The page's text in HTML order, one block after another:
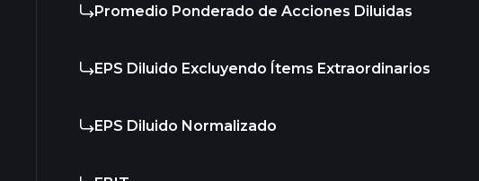
Promedio Ponderado de Acciones Diluidas
EPS Diluido Excluyendo Ítems Extraordinarios
EPS Diluido Normalizado